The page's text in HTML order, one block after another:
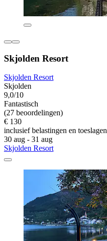
Skjolden Resort
Skjolden Resort
Skjolden
9,0/10
Fantastisch
(27 beoordelingen)
€ 130
inclusief belastingen en toeslagen
30 aug - 31 aug
Skjolden Resort